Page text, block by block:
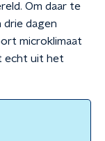
Om daar te
drie dagen
microklimaat
echt uit het